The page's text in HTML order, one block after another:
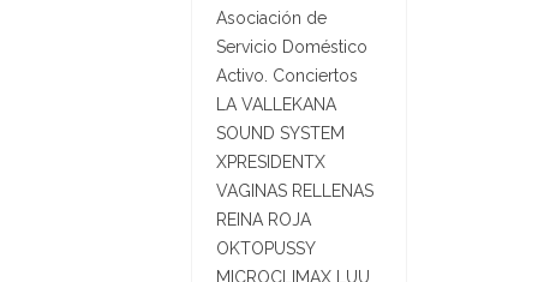
Asociación de
Servicio Doméstico
Activo. Conciertos
LA VALLEKANA
SOUND SYSTEM
XPRESIDENTX
VAGINAS RELLENAS
REINA ROJA
OKTOPUSSY
MICROCLIMAX LUU